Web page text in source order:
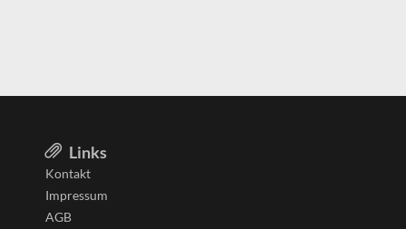
Links
Kontakt
Impressum
AGB